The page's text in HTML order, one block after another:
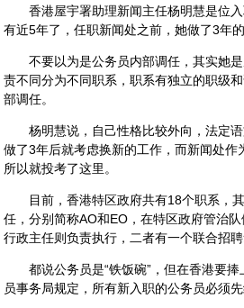
香港屋宇署助理新闻主任杨明慧是位入
有近5年了，任职新闻处之前，她做了3年
不要以为是公务员内部调任，其实她是
责不同分为不同职系，职系有独立的职级
部调任。
杨明慧说，自己性格比较外向，法定语
做了3年后就考虑换新的工作，而新闻处
所以就投考了这里。
目前，香港特区政府共有18个职系，其
任，分别简称AO和EO，在特区政府管治
行政主任则负责执行，二者有一个联合招
都说公务员是“铁饭碗”，但在香港要捧
员事务局规定，所有新入职的公务员必须